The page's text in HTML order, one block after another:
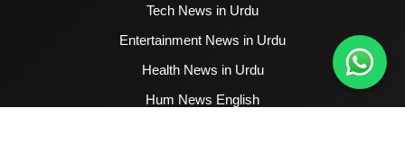
Tech News in Urdu
Entertainment News in Urdu
Health News in Urdu
Hum News English